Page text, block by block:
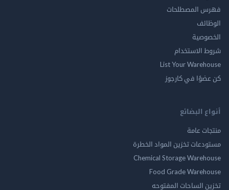
فهرس المصطلحات
الوظائف
الخصوصية
شروط الاستخدام
List Your Warehouse
كن عضوًا في كارجوز
أنواع البضائع
منتجات عامة
مستودعات تخزين المواد الخطرة
Chemical Storage Warehouse
Food Grade Warehouse
تخزين الساحات المفتوحه